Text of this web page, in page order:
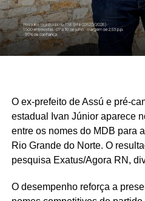
O ex-prefeito de Assú e pré-
estadual Ivan Júnior aparece
entre os nomes do MDB para
Rio Grande do Norte. O
pesquisa Exatus/Agora RN,
O desempenho reforça a